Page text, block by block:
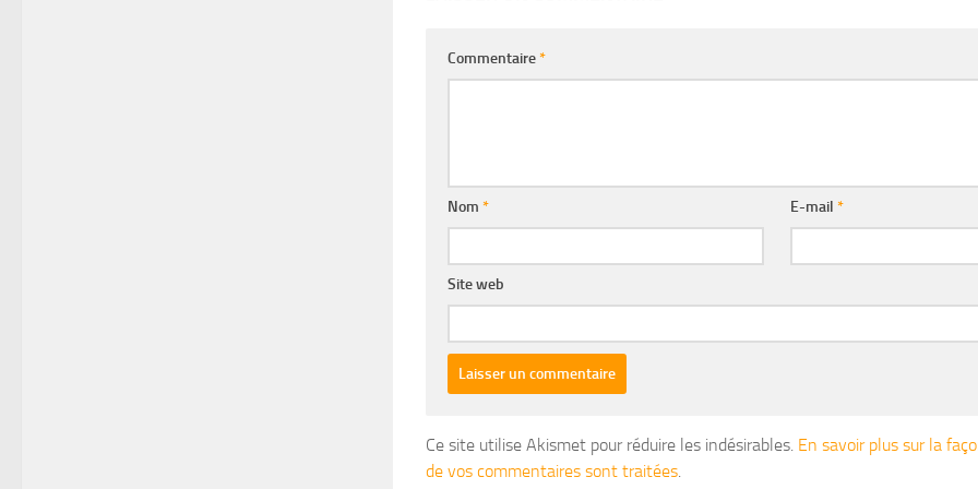
Commentaire*
Nom * E-mail*
Site web
Ce site utilise Akismet pour réduire les indésirables. En savoir plus sur la
de vos commentaires sont traitées